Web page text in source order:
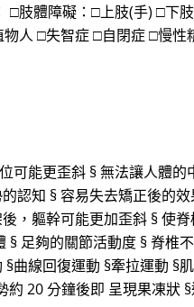
□肢體障礙：□上肢(手) □下
人 □失智症 □自閉症 □慢性
可能更歪斜 § 無法讓人體
認知 § 容易失去矯正後的
，軀幹可能更加歪斜 § 使
足夠的關節活動度 § 脊椎
曲線回復運動 §牽拉運動 §
20 分鐘後即 呈現果凍狀